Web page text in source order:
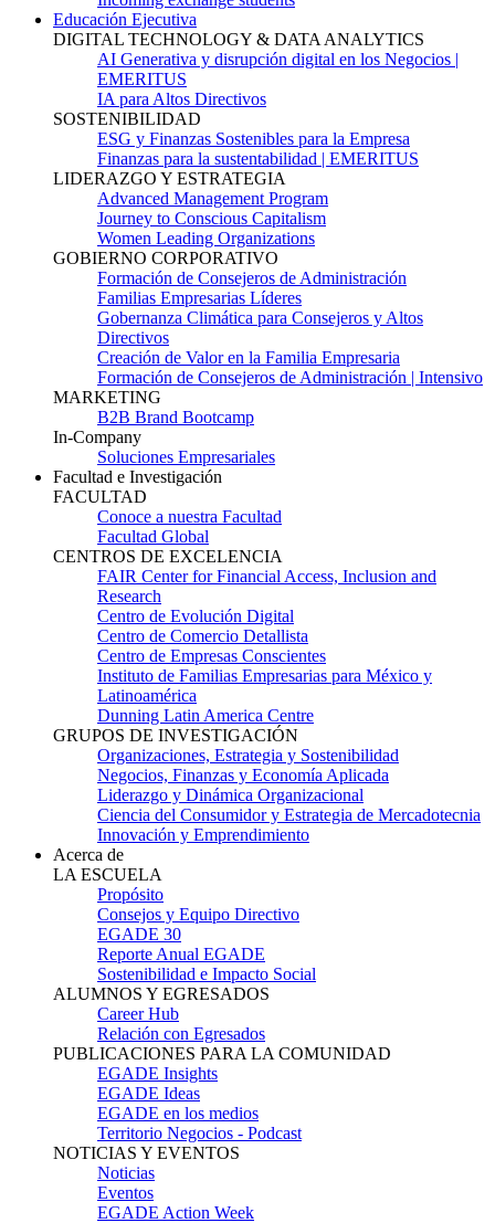
Educación Ejecutiva
DIGITAL TECHNOLOGY & DATA ANALYTICS
AI Generativa y disrupción digital en los Negocios |
EMERITUS
IA para Altos Directivos
SOSTENIBILIDAD
ESG y Finanzas Sostenibles para la Empresa
Finanzas para la sustentabilidad | EMERITUS
LIDERAZGO Y ESTRATEGIA
Advanced Management Program
Journey to Conscious Capitalism
Women Leading Organizations
GOBIERNO CORPORATIVO
Formación de Consejeros de Administración
Familias Empresarias Líderes
Gobernanza Climática para Consejeros y Altos
Directivos
Creación de Valor en la Familia Empresaria
Formación de Consejeros de Administración | Intensivo
MARKETING
B2B Brand Bootcamp
In-Company
Soluciones Empresariales
Facultad e Investigación
FACULTAD
Conoce a nuestra Facultad
Facultad Global
CENTROS DE EXCELENCIA
FAIR Center for Financial Access, Inclusion and
Research
Centro de Evolución Digital
Centro de Comercio Detallista
Centro de Empresas Conscientes
Instituto de Familias Empresarias para México y
Latinoamérica
Dunning Latin America Centre
GRUPOS DE INVESTIGACIÓN
Organizaciones, Estrategia y Sostenibilidad
Negocios, Finanzas y Economía Aplicada
Liderazgo y Dinámica Organizacional
Ciencia del Consumidor y Estrategia de Mercadotecnia
Innovación y Emprendimiento
Acerca de
LA ESCUELA
Propósito
Consejos y Equipo Directivo
EGADE 30
Reporte Anual EGADE
Sostenibilidad e Impacto Social
ALUMNOS Y EGRESADOS
Career Hub
Relación con Egresados
PUBLICACIONES PARA LA COMUNIDAD
EGADE Insights
EGADE Ideas
EGADE en los medios
Territorio Negocios - Podcast
NOTICIAS Y EVENTOS
Noticias
Eventos
EGADE Action Week